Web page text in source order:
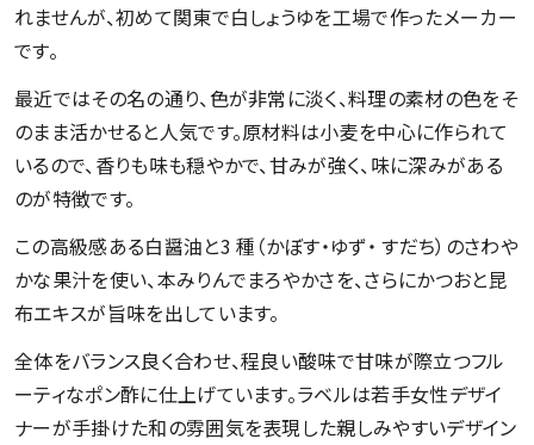
れませんが、初めて関東で白しょうゆを工場で作ったメーカー
です。
最近ではその名の通り、色が非常に淡く、料理の素材の色をそ
のまま活かせると人気です。原材料は小麦を中心に作られて
いるので、香りも味も穏やかで、甘みが強く、味に深みがある
のが特徴です。
この高級感ある白醤油と3 種（かぼす・ゆず・ すだち）のさわや
かな果汁を使い、本みりんでまろやかさを、さらにかつおと昆
布エキスが旨味を出しています。
全体をバランス良く合わせ、程良い酸味で甘味が際立つフル
ーティなポン酢に仕上げています。ラベルは若手女性デザイ
ナーが手掛けた和の雰囲気を表現した親しみやすいデザイン